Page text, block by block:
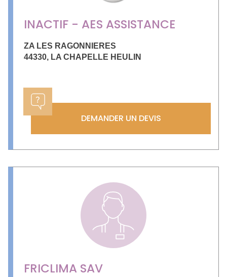
INACTIF - AES ASSISTANCE
ZA LES RAGONNIERES
44330, LA CHAPELLE HEULIN
DEMANDER UN DEVIS
FRICLIMA SAV